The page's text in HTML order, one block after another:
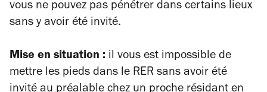
vous ne pouvez pas pénétrer dans certains lieux
sans y avoir été invité.
Mise en situation : il vous est impossible de
mettre les pieds dans le RER sans avoir été
invité au préalable chez un proche résidant en